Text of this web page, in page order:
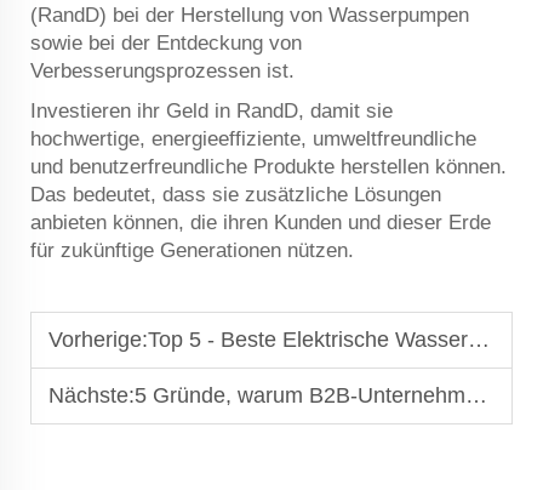
(RandD) bei der Herstellung von Wasserpumpen
sowie bei der Entdeckung von
Verbesserungsprozessen ist.
Investieren ihr Geld in RandD, damit sie
hochwertige, energieeffiziente, umweltfreundliche
und benutzerfreundliche Produkte herstellen können.
Das bedeutet, dass sie zusätzliche Lösungen
anbieten können, die ihren Kunden und dieser Erde
für zukünftige Generationen nützen.
Vorherige:Top 5 - Beste Elektrische Wasser pumpen von 2024
Nächste:5 Gründe, warum B2B-Unternehmen mit Wasserpumpenherstellern kooperieren sollten